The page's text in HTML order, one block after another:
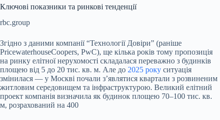
Ключові показники та ринкові тенденції
rbc.group
Згідно з даними компанії “Технології Довіри” (раніше
PricewaterhouseCoopers, PwC), ще кілька років тому пропозиція
на ринку елітної нерухомості складалася переважно з будинків
площею від 5 до 20 тис. кв. м. Але до 2025 року ситуація
змінилася — у Москві почали з’являтися квартали з розвиненим
житловим середовищем та інфраструктурою. Великий елітний
проект компанія визначила як будинок площею 70–100 тис. кв.
м, розрахований на 400